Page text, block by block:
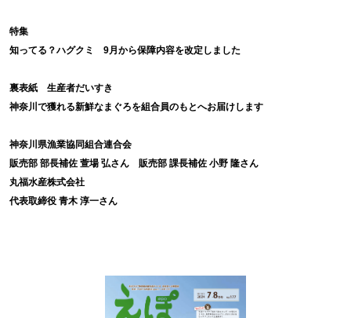
特集
知ってる？ハグクミ 9月から保障内容を改定しました
裏表紙 生産者だいすき
神奈川で獲れる新鮮なまぐろを組合員のもとへお届けします
神奈川県漁業協同組合連合会
販売部 部長補佐 萱場 弘さん 販売部 課長補佐 小野 隆さん
丸福水産株式会社
代表取締役 青木 淳一さん